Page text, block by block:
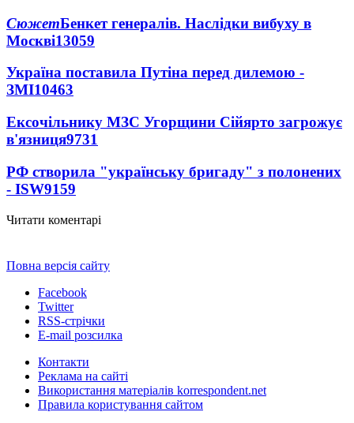
СюжетБенкет генералів. Наслідки вибуху в
Москві13059
Україна поставила Путіна перед дилемою -
ЗМІ10463
Ексочільнику МЗС Угорщини Сійярто загрожує
в'язниця9731
РФ створила "українську бригаду" з полонених
- ISW9159
Читати коментарі
Повна версія сайту
Facebook
Twitter
RSS-стрічки
E-mail розсилка
Контакти
Реклама на сайті
Використання матеріалів korrespondent.net
Правила користування сайтом